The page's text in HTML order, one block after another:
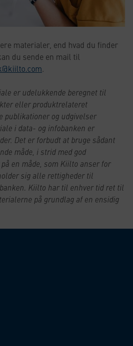
materialer, end hvad du finder
du sende en mail til
er udelukkende beregnet til
eller produktrelateret
publikationer og udgivelser
i data- og infobanken er
Det er forbudt at bruge sådant
måde, i strid med god
en måde, som Kiilto anser for
sig alle rettigheder til
Kiilto har til enhver tid ret til
på grundlag af en ensidig